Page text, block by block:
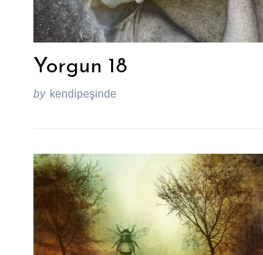
Yorgun 18
by kendipeşinde